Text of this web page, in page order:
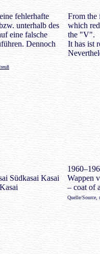
fehlerhafte
unterhalb des
eine falsche
Dennoch
From the
which
the "V".
It has ist
Wappen
– coat of
Quelle/Source,